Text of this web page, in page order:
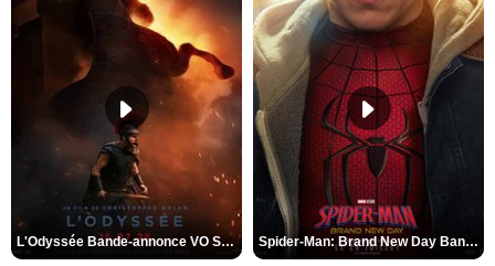
L'Odyssée Bande-annonce VO STFR Spider-Man: Brand New Day Bande-annonce VO STFR